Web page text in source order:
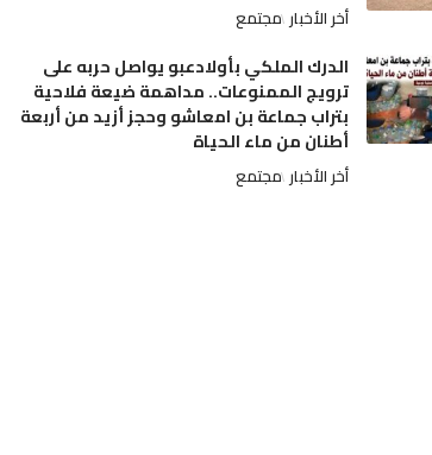
أخر الأخبار مجتمع
الدرك الملكي بأولادعبو يواصل حربه على
ترويج الممنوعات.. مداهمة ضيعة فلاحية
بتراب جماعة بن امعاشو وحجز أزيد من أربعة
أطنان من ماء الحياة
أخر الأخبار مجتمع